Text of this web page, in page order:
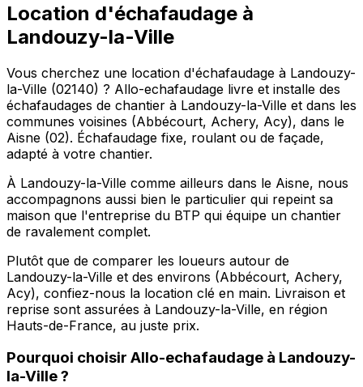
Location d'échafaudage à
Landouzy-la-Ville
Vous cherchez une location d'échafaudage à Landouzy-
la-Ville (02140) ? Allo-echafaudage livre et installe des
échafaudages de chantier à Landouzy-la-Ville et dans les
communes voisines (Abbécourt, Achery, Acy), dans le
Aisne (02). Échafaudage fixe, roulant ou de façade,
adapté à votre chantier.
À Landouzy-la-Ville comme ailleurs dans le Aisne, nous
accompagnons aussi bien le particulier qui repeint sa
maison que l'entreprise du BTP qui équipe un chantier
de ravalement complet.
Plutôt que de comparer les loueurs autour de
Landouzy-la-Ville et des environs (Abbécourt, Achery,
Acy), confiez-nous la location clé en main. Livraison et
reprise sont assurées à Landouzy-la-Ville, en région
Hauts-de-France, au juste prix.
Pourquoi choisir Allo-echafaudage à Landouzy-
la-Ville?